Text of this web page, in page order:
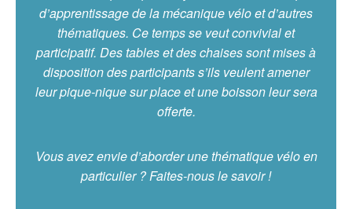
d’apprentissage de la mécanique vélo et d’autres
thématiques. Ce temps se veut convivial et
participatif. Des tables et des chaises sont mises à
disposition des participants s’ils veulent amener
leur pique-nique sur place et une boisson leur sera
offerte.
Vous avez envie d’aborder une thématique vélo en
particulier ? Faites-nous le savoir !